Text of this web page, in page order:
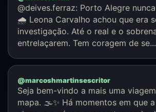
@deives.ferraz: Porto Alegre
🌧️ Leona Carvalho achou que era
investigação. Até o real e o
entrelaçarem. Tem coragem de se...
@marcoshmartinsescritor
Seja bem-vindo a mais uma
mapa. 🌫️✨ Há momentos em que